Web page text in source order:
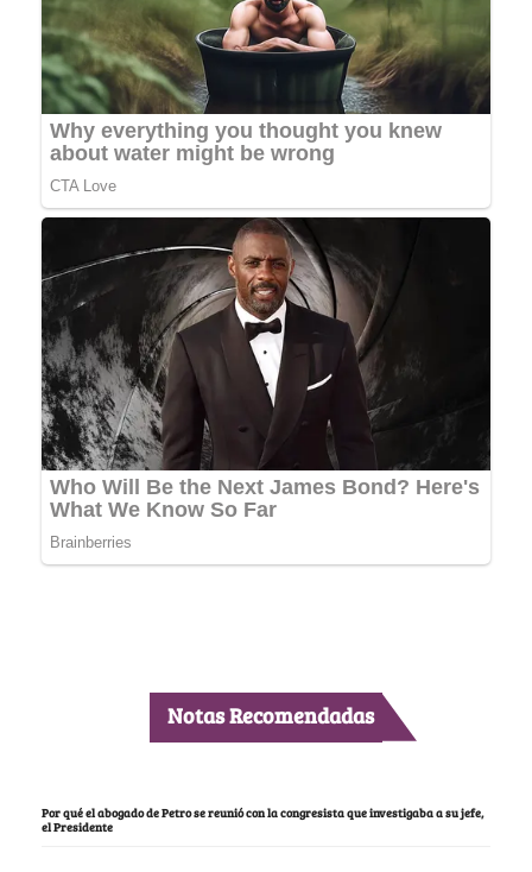
Notas Recomendadas
Por qué el abogado de Petro se reunió con la congresista que investigaba a su jefe,
el Presidente